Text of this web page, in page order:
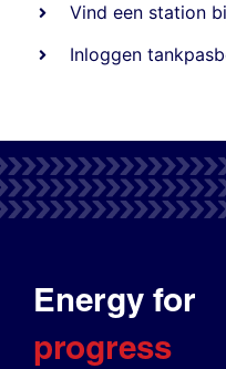
Vind een station
Inloggen
Energy for
progress